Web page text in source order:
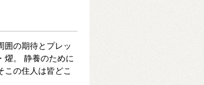
囲の期待とプレッ
燿。 静養のために
この住人は皆どこ